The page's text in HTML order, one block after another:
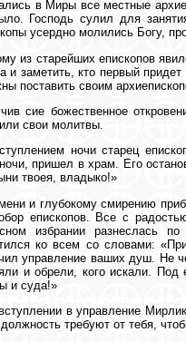
в Миры все местные
Господь сулил для
усердно молились Богу,
из старейших епископов
и заметить, кто первый
поставить своим
сие божественное
свои молитвы.
ночи старец
пришел в храм. Его
твоея, владыко!»
и глубокому смирению
епископов. Все с
избрании разнеслась
ко всем со словами:
управление ваших душ. Не
и обрели, кого искали.
и суда!»
в управление
требуют от тебя,